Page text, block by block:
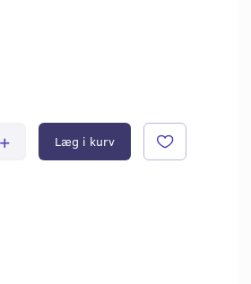
Læg i kurv